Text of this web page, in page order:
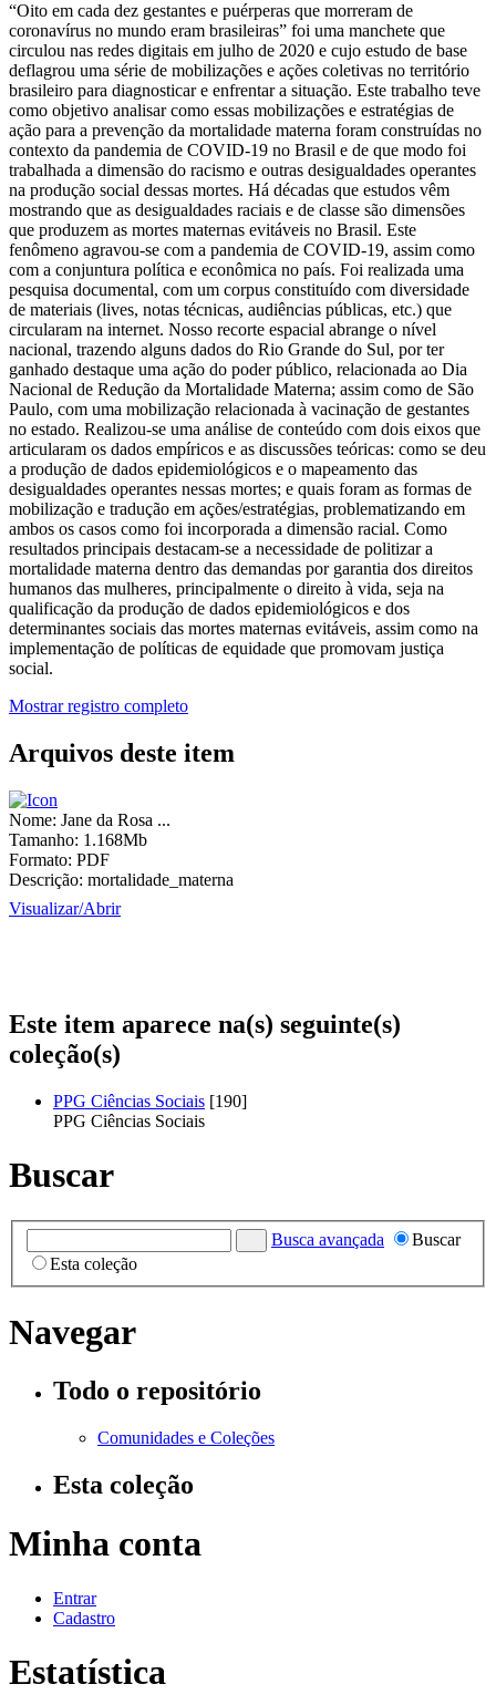
“Oito em cada dez gestantes e puérperas que morreram de
coronavírus no mundo eram brasileiras” foi uma manchete que
circulou nas redes digitais em julho de 2020 e cujo estudo de base
deflagrou uma série de mobilizações e ações coletivas no território
brasileiro para diagnosticar e enfrentar a situação. Este trabalho teve
como objetivo analisar como essas mobilizações e estratégias de
ação para a prevenção da mortalidade materna foram construídas no
contexto da pandemia de COVID-19 no Brasil e de que modo foi
trabalhada a dimensão do racismo e outras desigualdades operantes
na produção social dessas mortes. Há décadas que estudos vêm
mostrando que as desigualdades raciais e de classe são dimensões
que produzem as mortes maternas evitáveis no Brasil. Este
fenômeno agravou-se com a pandemia de COVID-19, assim como
com a conjuntura política e econômica no país. Foi realizada uma
pesquisa documental, com um corpus constituído com diversidade
de materiais (lives, notas técnicas, audiências públicas, etc.) que
circularam na internet. Nosso recorte espacial abrange o nível
nacional, trazendo alguns dados do Rio Grande do Sul, por ter
ganhado destaque uma ação do poder público, relacionada ao Dia
Nacional de Redução da Mortalidade Materna; assim como de São
Paulo, com uma mobilização relacionada à vacinação de gestantes
no estado. Realizou-se uma análise de conteúdo com dois eixos que
articularam os dados empíricos e as discussões teóricas: como se deu
a produção de dados epidemiológicos e o mapeamento das
desigualdades operantes nessas mortes; e quais foram as formas de
mobilização e tradução em ações/estratégias, problematizando em
ambos os casos como foi incorporada a dimensão racial. Como
resultados principais destacam-se a necessidade de politizar a
mortalidade materna dentro das demandas por garantia dos direitos
humanos das mulheres, principalmente o direito à vida, seja na
qualificação da produção de dados epidemiológicos e dos
determinantes sociais das mortes maternas evitáveis, assim como na
implementação de políticas de equidade que promovam justiça
social.
Mostrar registro completo
Arquivos deste item
Nome: Jane da Rosa ...
Tamanho: 1.168Mb
Formato: PDF
Descrição: mortalidade_materna
Visualizar/Abrir
Este item aparece na(s) seguinte(s)
coleção(s)
PPG Ciências Sociais [190]
PPG Ciências Sociais
Buscar
Busca avançada
Buscar
Esta coleção
Navegar
Todo o repositório
Comunidades e Coleções
Esta coleção
Minha conta
Entrar
Cadastro
Estatística